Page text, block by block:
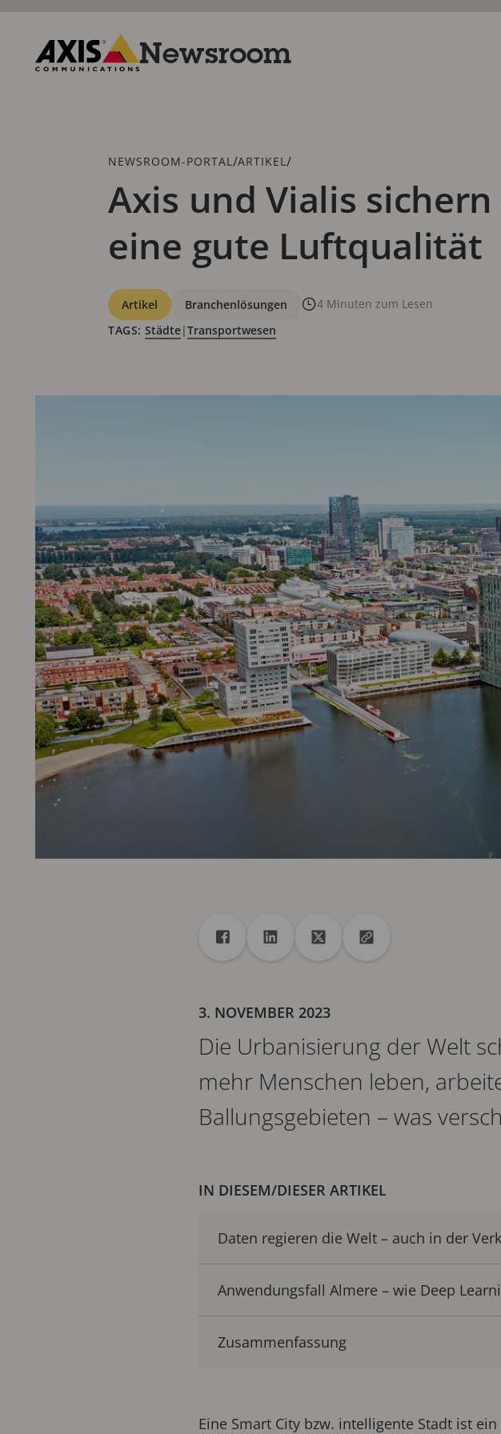
Zum
springen
Newsroom
Breadcrumb
NEWSROOM-PORTAL /ARTIKEL /
Axis und Vialis
eine gute Luftqualität
Kategorien
Artikel Branchenlösungen
4 Minuten zum Lesen
TAGS: Städte|Transportwesen
Freigabe
Teilen auf Facebook
Teilen auf Linkedin
Teilen auf XURL in die Zwischenablage
3. NOVEMBER 2023
Die Urbanisierung der Welt
mehr Menschen leben,
Ballungsgebieten – was
IN DIESEM/DIESER ARTIKEL
Daten regieren die Welt – auch in der
Anwendungsfall Almere – wie Deep
Zusammenfassung
Eine Smart City bzw. intelligente Stadt ist